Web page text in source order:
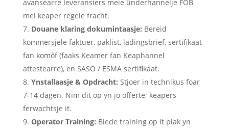
avansearre leveransiers meie ûnderhannelje FOB
mei keaper regele fracht.
Douane klaring dokumintaasje: Bereid
kommersjele faktuer, paklist, ladingsbrief, sertifikaat
fan komôf (faaks Keamer fan Keaphannel
attestearre), en SASO / ESMA sertifikaat.
Ynstallaasje & Opdracht: Stjoer in technikus foar
7-14 dagen. Nim dit op yn jo offerte; keapers
ferwachtsje it.
Operator Training: Biede training op it plak yn